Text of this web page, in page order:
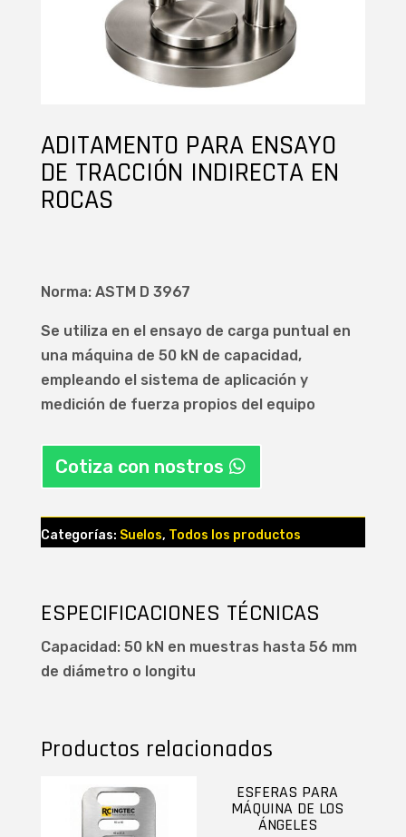
ADITAMENTO PARA ENSAYO
DE TRACCIÓN INDIRECTA EN
ROCAS
Norma: ASTM D 3967
Se utiliza en el ensayo de carga puntual en
una máquina de 50 kN de capacidad,
empleando el sistema de aplicación y
medición de fuerza propios del equipo
Cotiza con nostros
Categorías: Suelos, Todos los productos
ESPECIFICACIONES TÉCNICAS
Capacidad: 50 kN en muestras hasta 56 mm
de diámetro o longitu
Productos relacionados
ESFERAS PARA
MÁQUINA DE LOS
ÁNGELES